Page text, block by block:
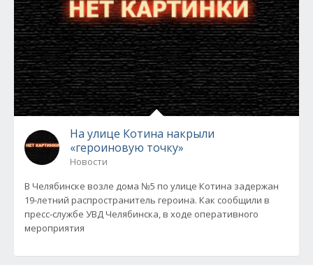
На улице Котина накрыли
«героиновую точку»
Новости
В Челябинске возле дома №5 по улице Котина задержан
19-летний распространитель героина. Как сообщили в
пресс-службе УВД Челябинска, в ходе оперативного
мероприятия